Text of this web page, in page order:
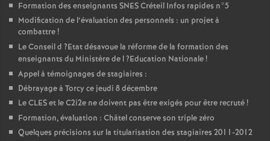
Formation des enseignants SNESCréteil Infos rapides n°5
Modification de l’évaluation des personnels : un projet à
combattre!
Le Conseil d ?Etat désavoue la réforme de la formation des
enseignants du Ministère de l?Education Nationale!
Appel à témoignages de stagiaires :
Débrayage à Torcy ce jeudi 8 décembre
LeCLESet le C2i2e ne doivent pas être exigés pour être recruté!
Formation, évaluation : Châtel conserve son triple zéro
Quelques précisions sur la titularisation des stagiaires 2011-2012